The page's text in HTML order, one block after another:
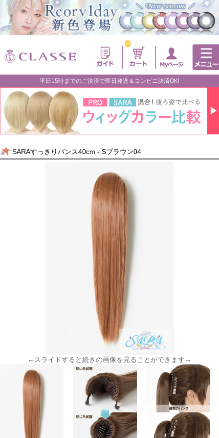
0
平日15時までのご決済で即日発送＆コンビニ決済OK!
SARAすっきりバンス40cm - Sブラウン04
←スライドすると続きの画像を見ることができます→